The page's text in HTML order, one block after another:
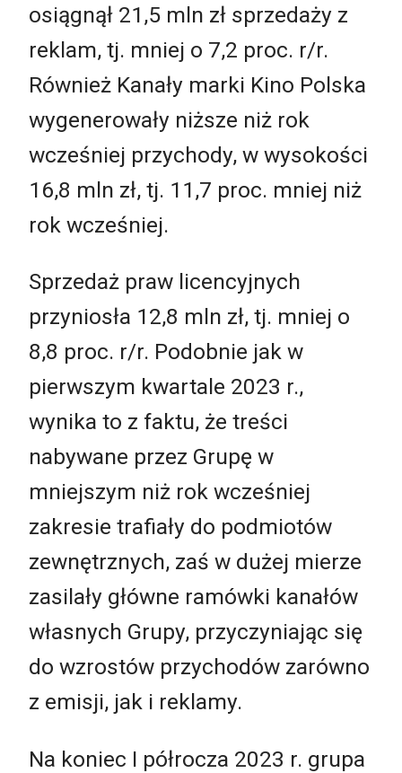
osiągnął 21,5 mln zł sprzedaży z
reklam, tj. mniej o 7,2 proc. r/r.
Również Kanały marki Kino Polska
wygenerowały niższe niż rok
wcześniej przychody, w wysokości
16,8 mln zł, tj. 11,7 proc. mniej niż
rok wcześniej.
Sprzedaż praw licencyjnych
przyniosła 12,8 mln zł, tj. mniej o
8,8 proc. r/r. Podobnie jak w
pierwszym kwartale 2023 r.,
wynika to z faktu, że treści
nabywane przez Grupę w
mniejszym niż rok wcześniej
zakresie trafiały do podmiotów
zewnętrznych, zaś w dużej mierze
zasilały główne ramówki kanałów
własnych Grupy, przyczyniając się
do wzrostów przychodów zarówno
z emisji, jak i reklamy.
Na koniec I półrocza 2023 r. grupa